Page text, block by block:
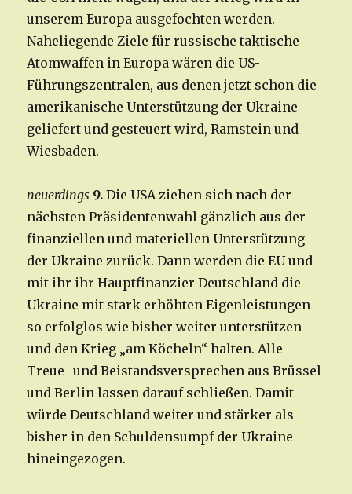
unserem Europa ausgefochten werden.
Naheliegende Ziele für russische taktische
Atomwaffen in Europa wären die US-
Führungszentralen, aus denen jetzt schon die
amerikanische Unterstützung der Ukraine
geliefert und gesteuert wird, Ramstein und
Wiesbaden.
neuerdings 9. Die USA ziehen sich nach der
nächsten Präsidentenwahl gänzlich aus der
finanziellen und materiellen Unterstützung
der Ukraine zurück. Dann werden die EU und
mit ihr ihr Hauptfinanzier Deutschland die
Ukraine mit stark erhöhten Eigenleistungen
so erfolglos wie bisher weiter unterstützen
und den Krieg „am Köcheln“ halten. Alle
Treue- und Beistandsversprechen aus Brüssel
und Berlin lassen darauf schließen. Damit
würde Deutschland weiter und stärker als
bisher in den Schuldensumpf der Ukraine
hineingezogen.